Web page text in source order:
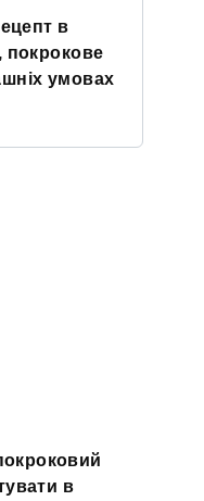
в
покрокове
умовах
в